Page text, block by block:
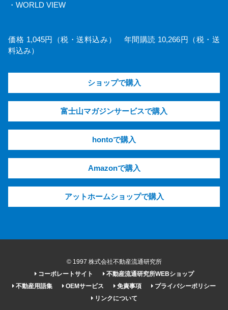
・WORLD VIEW
価格 1,045円（税・送料込み） 年間購読 10,266円（税・送
料込み）
ショップで購入
富士山マガジンサービスで購入
hontoで購入
Amazonで購入
アットホームショップで購入
© 1997 株式会社不動産流通研究所
コーポレートサイト
不動産流通研究所WEBショップ
不動産用語集
OEMサービス 免責事項
プライバシーポリシー
リンクについて